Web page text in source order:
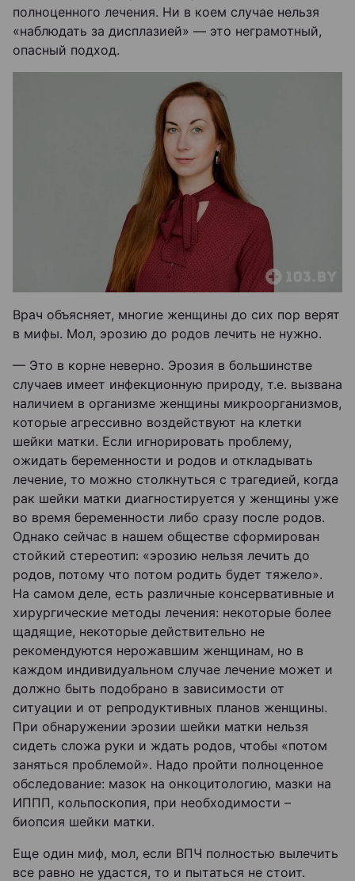
полноценного лечения. Ни в коем случае нельзя
«наблюдать за дисплазией» — это неграмотный,
опасный подход.
Врач объясняет, многие женщины до сих пор верят
в мифы. Мол, эрозию до родов лечить не нужно.
— Это в корне неверно. Эрозия в большинстве
случаев имеет инфекционную природу, т.е. вызвана
наличием в организме женщины микроорганизмов,
которые агрессивно воздействуют на клетки
шейки матки. Если игнорировать проблему,
ожидать беременности и родов и откладывать
лечение, то можно столкнуться с трагедией, когда
рак шейки матки диагностируется у женщины уже
во время беременности либо сразу после родов.
Однако сейчас в нашем обществе сформирован
стойкий стереотип: «эрозию нельзя лечить до
родов, потому что потом родить будет тяжело».
На самом деле, есть различные консервативные и
хирургические методы лечения: некоторые более
щадящие, некоторые действительно не
рекомендуются нерожавшим женщинам, но в
каждом индивидуальном случае лечение может и
должно быть подобрано в зависимости от
ситуации и от репродуктивных планов женщины.
При обнаружении эрозии шейки матки нельзя
сидеть сложа руки и ждать родов, чтобы «потом
заняться проблемой». Надо пройти полноценное
обследование: мазок на онкоцитологию, мазки на
ИППП, кольпоскопия, при необходимости –
биопсия шейки матки.
Еще один миф, мол, если ВПЧ полностью вылечить
все равно не удастся, то и пытаться не стоит.